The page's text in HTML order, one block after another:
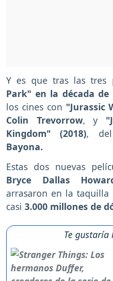
Y es que tras las tres
Park" en la década de
los cines con "Jurassic
Colin Trevorrow, y
Kingdom" (2018), del
Bayona.
Estas dos nuevas
Bryce Dallas
arrasaron en la taquilla
casi 3.000 millones de
Te gustaría